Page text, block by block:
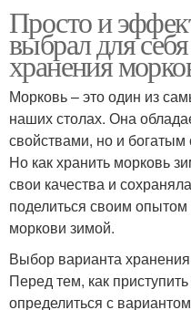
Просто и
выбрал для
хранения
Морковь – это один из
наших столах. Она
свойствами, но и
Но как хранить морковь
свои качества и
поделиться своим
моркови зимой.
Выбор варианта
Перед тем, как
определиться с